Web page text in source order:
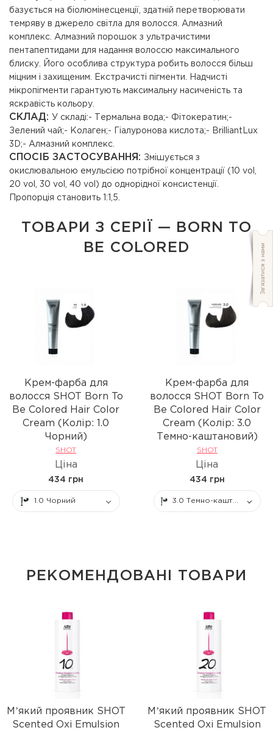
базується на біолюмінесценції, здатній перетворювати
темряву в джерело світла для волосся. Алмазний
комплекс. Алмазний порошок з ультрачистими
пентапептидами для надання волоссю максимального
блиску. Його особлива структура робить волосся більш
міцним і захищеним. Екстрачисті пігменти. Надчисті
мікропігменти гарантують максимальну насиченість та
яскравість кольору.
СКЛАД: У складі:- Термальна вода;- Фітокератин;-
Зелений чай;- Колаген;- Гіалуронова кислота;- BrilliantLux
3D;- Алмазний комплекс.
СПОСІБ ЗАСТОСУВАННЯ: Змішується з
окислювальною емульсією потрібної концентрації (10 vol,
20 vol, 30 vol, 40 vol) до однорідної консистенції.
Пропорція становить 1:1,5.
ТОВАРИ З СЕРІЇ — BORN TO
BE COLORED
Крем-фарба для
волосся SHOT Born To
Be Colored Hair Color
Cream (Колір: 1.0
Чорний)
SHOT
Ціна
434 грн
1.0 Чорний
Крем-фарба для
волосся SHOT Born To
Be Colored Hair Color
Cream (Колір: 3.0
Темно-каштановий)
SHOT
Ціна
434 грн
РЕКОМЕНДОВАНІ ТОВАРИ
Мʼякий проявник SHOT
Scented Oxi Emulsion
Мʼякий проявник SHOT
Scented Oxi Emulsion